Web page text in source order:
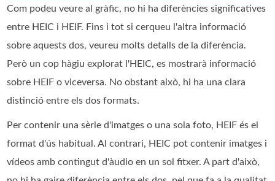
Com podeu veure al gràfic, no hi ha diferències significatives
entre HEIC i HEIF. Fins i tot si cerqueu l'altra informació
sobre aquests dos, veureu molts detalls de la diferència.
Però un cop hàgiu explorat l'HEIC, es mostrarà informació
sobre HEIF o viceversa. No obstant això, hi ha una clara
distinció entre els dos formats.
Per contenir una sèrie d'imatges o una sola foto, HEIF és el
format d'ús habitual. Al contrari, HEIC pot contenir imatges i
vídeos amb contingut d'àudio en un sol fitxer. A part d'això,